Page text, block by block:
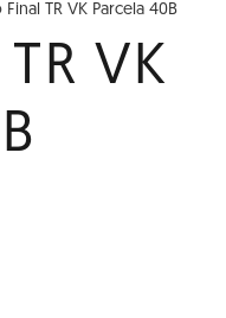
TR VK Parcela 40B
VK